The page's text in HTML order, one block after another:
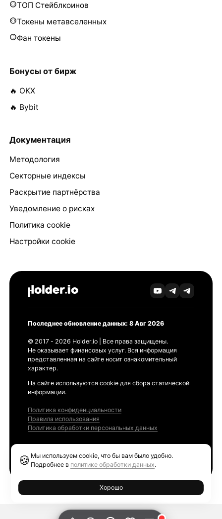
ТОП Стейблкоинов
Токены метавселенных
Фан токены
Бонусы от бирж
🔥 OKX
🔥 Bybit
Документация
Методология
Секторные индексы
Раскрытие партнёрства
Уведомление о рисках
Политика cookie
Настройки cookie
Последнее обновление данных: 8 Авг 2026
© 2017 - 2026 Holder.io | Все права защищены.
Не оказывает финансовых услуг. Вся информация
представленная на сайте носит ознакомительный
характер.
На сайте используются cookie для сбора статической
информации.
Политика конфиденциальности
Правила использования
Политика обработки персональных данных
🍪 Мы используем cookie, что бы вам было удобно.
Подробнее в политике обработки данных.
Хорошо
Ethereum GAS Tracker